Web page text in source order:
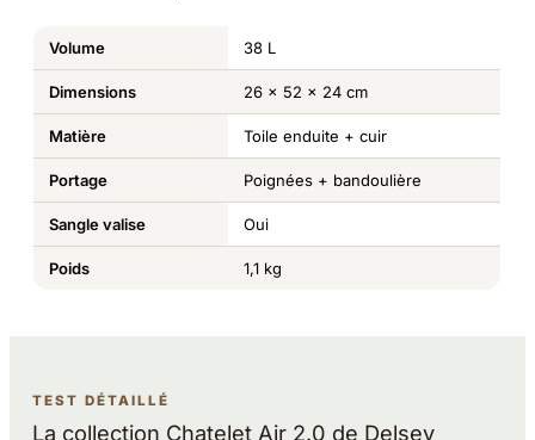
Volume 38 L
Dimensions 26 x 52 x 24 cm
Matière Toile enduite + cuir
Portage Poignées + bandoulière
Sangle valise Oui
Poids 1,1 kg
TEST DÉTAILLÉ
La collection Chatelet Air 2.0 de Delsey